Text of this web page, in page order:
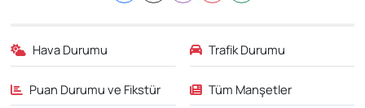
Hava Durumu Trafik Durumu
Puan Durumu ve Fikstür Tüm Manşetler